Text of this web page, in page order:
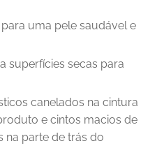
uma pele saudável e
superfícies secas para
canelados na cintura
e cintos macios de
na parte de trás do